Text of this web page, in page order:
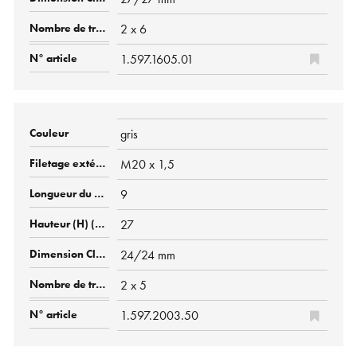
2 x 6
1.597.1605.01
gris
M20 x 1,5
9
27
24/24 mm
2 x 5
1.597.2003.50